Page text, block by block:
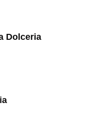
Dolceria